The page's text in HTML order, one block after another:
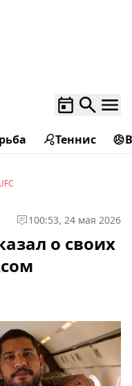
Теннис
100:53, 24 мая 2026
о своих